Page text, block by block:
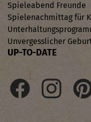
Spieleabend Freunde
Spielenachmittag für
Unvergesslicher
UP-TO-DATE